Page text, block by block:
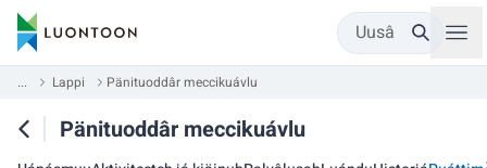
Uusâ
... Lappi Pänituoddâr meccikuávlu
Pänituoddâr meccikuávlu